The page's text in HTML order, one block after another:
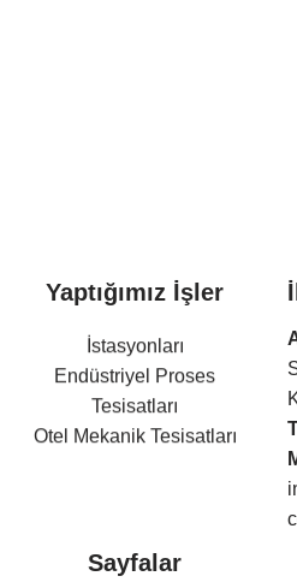
Yaptığımız İşler
İstasyonları
Endüstriyel Proses
Tesisatları
Otel Mekanik Tesisatları
Sıhhi Tesisat ve Yangın
Sayfalar